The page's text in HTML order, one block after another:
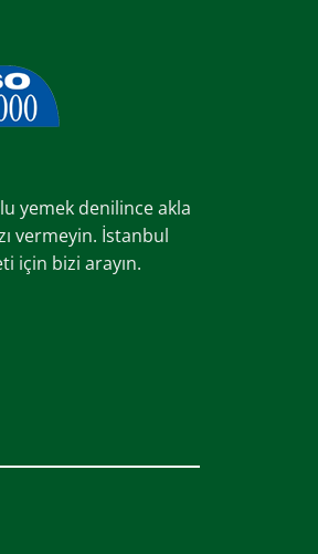
yemek denilince akla
vermeyin. İstanbul
için bizi arayın.